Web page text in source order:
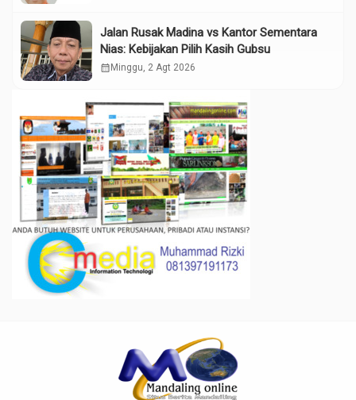
Jalan Rusak Madina vs Kantor Sementara
Nias: Kebijakan Pilih Kasih Gubsu
calendar_monthMinggu, 2 Agt 2026